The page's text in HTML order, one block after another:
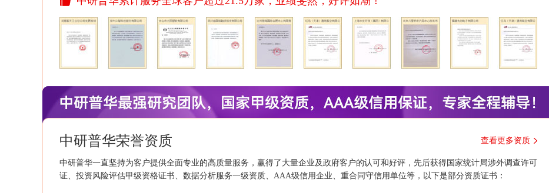
开拓更多、更丰富的资讯产品，与我们共同发
展、进步！
司提供了更
望在以后的
同进步。
中研普华荣誉资质 查看更多资质
中研普华一直坚持为客户提供全面专业的高质量服务，赢得了大量企业及政府客户的认可和好评，先后获得国家统计局涉外调查许可
证、投资风险评估甲级资格证书、数据分析服务一级资质、AAA级信用企业、重合同守信用单位等，以下是部分资质证书：